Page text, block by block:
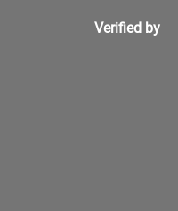
Verified by